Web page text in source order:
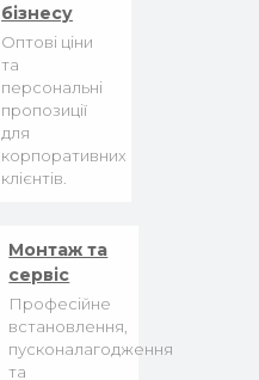
бізнесу
Оптові ціни
та
персональні
пропозиції
для
корпоративних
клієнтів.
Монтаж та
сервіс
Професійне
встановлення,
пусконалагодження
та